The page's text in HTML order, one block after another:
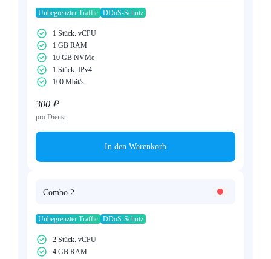
Unbegrenzter Traffic DDoS-Schutz
1 Stück. vCPU
1 GB RAM
10 GB NVMe
1 Stück. IPv4
100 Mbit/s
300 ₽
pro Dienst
In den Warenkorb
Combo 2
Unbegrenzter Traffic DDoS-Schutz
2 Stück. vCPU
4 GB RAM